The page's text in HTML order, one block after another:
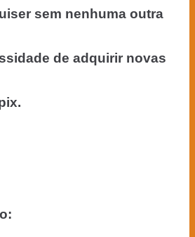
sem nenhuma outra
de adquirir novas